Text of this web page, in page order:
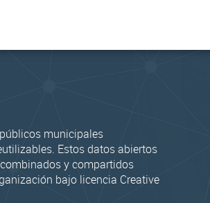
municipales
Estos datos abiertos
y compartidos
bajo licencia Creative